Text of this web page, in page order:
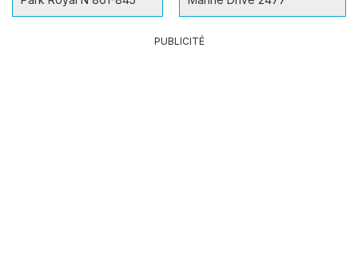
PUBLICITÉ